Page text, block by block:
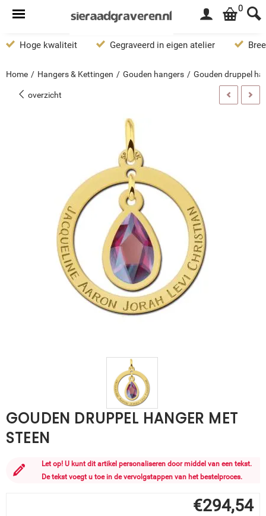
0
Hoge kwaliteit Gegraveerd in eigen atelier
Home / Hangers & Kettingen / Gouden hangers / Gouden druppel
overzicht
GOUDEN DRUPPEL HANGER MET
STEEN
Let op! U kunt dit artikel personaliseren door middel van een tekst.
De tekst voegt u toe in de vervolgstappen van het bestelproces.
€294,54